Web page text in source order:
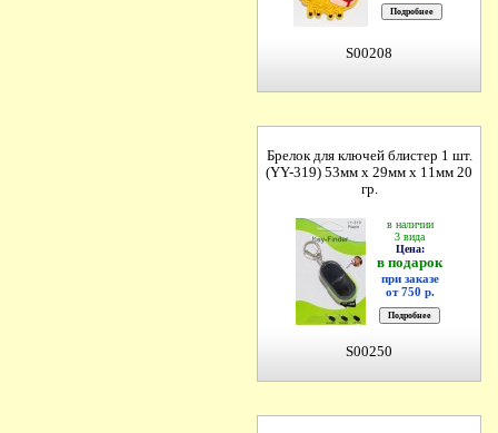
S00208
Брелок для ключей блистер 1 шт.
(YY-319) 53мм х 29мм х 11мм 20
гр.
в наличии
3 вида
Цена:
в подарок
при заказе
от 750 р.
S00250